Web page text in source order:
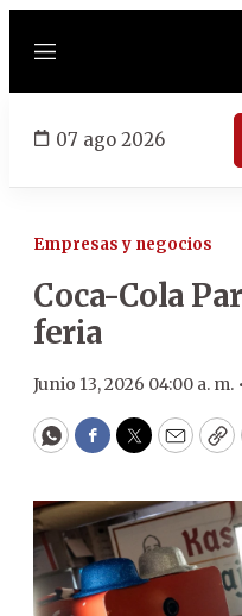
Menú
07 ago 2026
Empresas y negocios
Coca-Cola
feria
Junio 13, 2026 04:00 a. m. •
WhatsApp
Facebook
Twitter
Email